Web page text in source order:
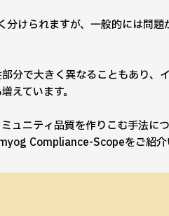
けられますが、一般的には問題
分で大きく異なることもあり、
えています。
ュニティ品質を作りこむ手法に
Compliance-Scopeをご紹介